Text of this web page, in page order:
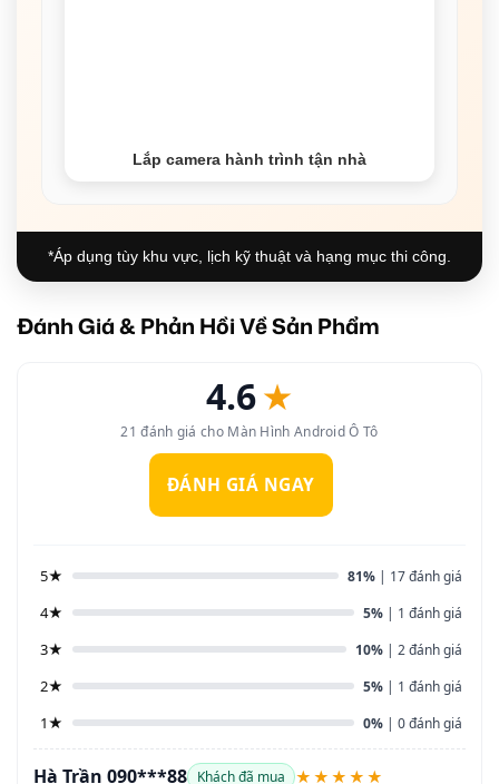
Lắp camera hành trình tận nhà
*Áp dụng tùy khu vực, lịch kỹ thuật và hạng mục thi công.
Đánh Giá & Phản Hồi Về Sản Phẩm
4.6★
21 đánh giá cho Màn Hình Android Ô Tô
ĐÁNH GIÁ NGAY
5★ 81% | 17 đánh giá
4★ 5% | 1 đánh giá
3★ 10% | 2 đánh giá
2★ 5% | 1 đánh giá
1★ 0% | 0 đánh giá
Hà Trần 090***88 Khách đã mua ★★★★★